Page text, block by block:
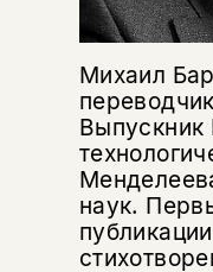
Михаил
Выпускник
наук.
Копировать